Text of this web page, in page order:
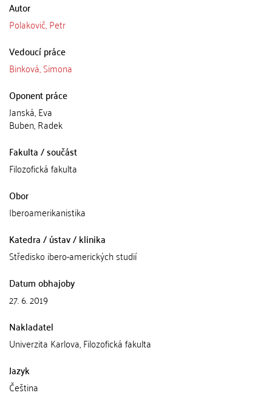
Autor
Polakovič, Petr
Vedoucí práce
Binková, Simona
Oponent práce
Janská, Eva
Buben, Radek
Fakulta / součást
Filozofická fakulta
Obor
Iberoamerikanistika
Katedra / ústav / klinika
Středisko ibero-amerických studií
Datum obhajoby
27. 6. 2019
Nakladatel
Univerzita Karlova, Filozofická fakulta
Jazyk
Čeština